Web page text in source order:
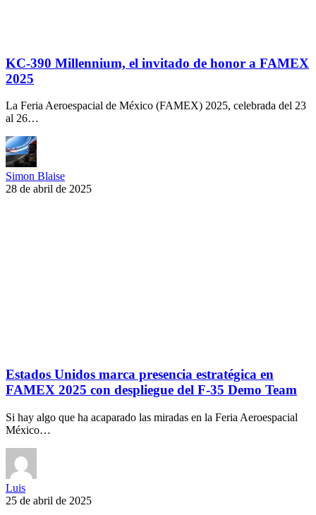
KC-390 Millennium, el invitado de honor a FAMEX
2025
La Feria Aeroespacial de México (FAMEX) 2025, celebrada del 23
al 26…
Simon Blaise
28 de abril de 2025
Estados Unidos marca presencia estratégica en
FAMEX 2025 con despliegue del F-35 Demo Team
Si hay algo que ha acaparado las miradas en la Feria Aeroespacial
México…
Luis
25 de abril de 2025